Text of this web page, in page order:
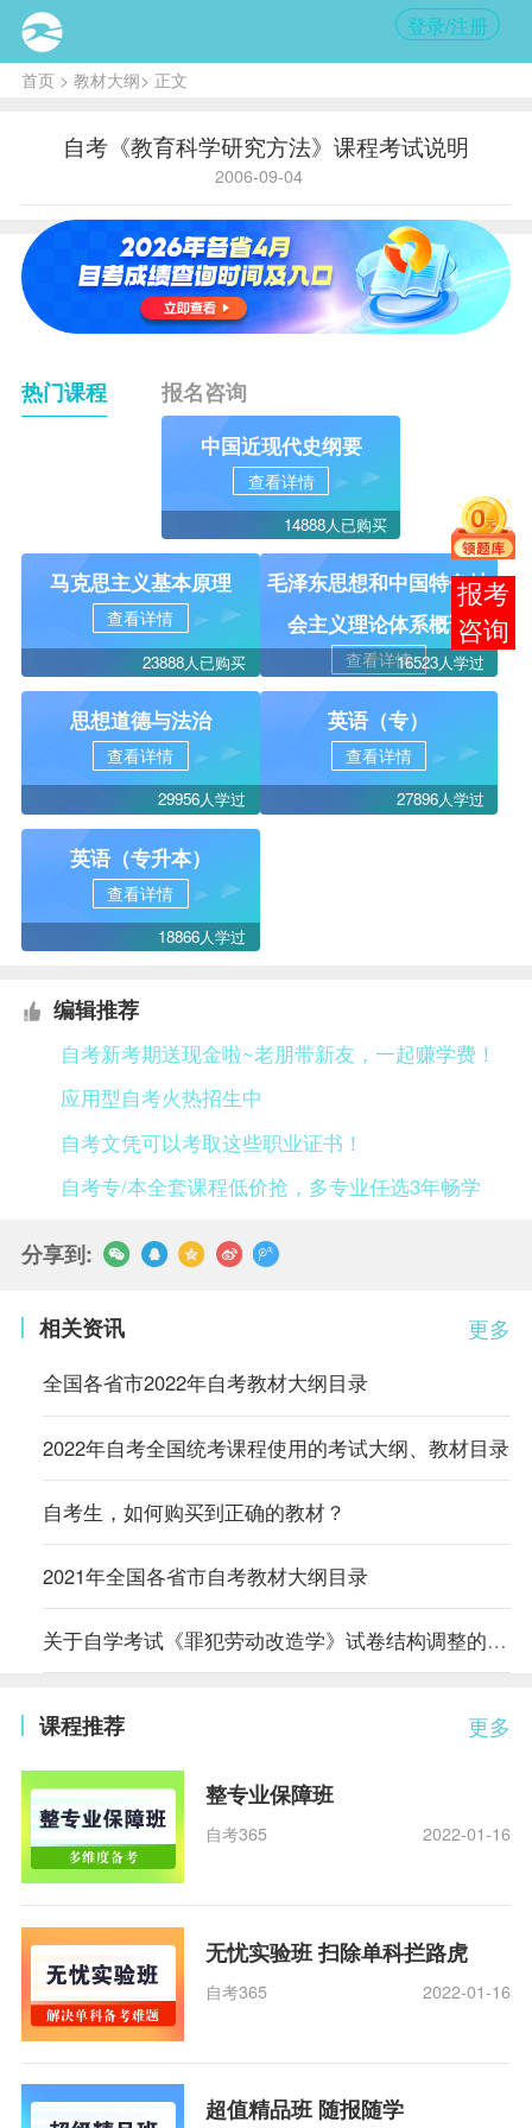
登录/注册
首页> 教材大纲> 正文
自考《教育科学研究方法》课程考试说明
2006-09-04
热门课程 报名咨询
中国近现代史纲要
查看详情
14888人已购买
马克思主义基本原理
查看详情
23888人已购买
毛泽东思想和中国特色社
会主义理论体系概论
查看详情16523人学过
思想道德与法治
查看详情
29956人学过
英语（专）
查看详情
27896人学过
英语（专升本）
查看详情
18866人学过
编辑推荐
自考新考期送现金啦~老朋带新友，一起赚学费！
应用型自考火热招生中
自考文凭可以考取这些职业证书！
自考专/本全套课程低价抢，多专业任选3年畅学
分享到:
更多
相关资讯
全国各省市2022年自考教材大纲目录
2022年自考全国统考课程使用的考试大纲、教材目录
自考生，如何购买到正确的教材？
2021年全国各省市自考教材大纲目录
关于自学考试《罪犯劳动改造学》试卷结构调整的说明
更多
课程推荐
整专业保障班
自考365 2022-01-16
无忧实验班 扫除单科拦路虎
自考365 2022-01-16
超值精品班 随报随学
在线
客服